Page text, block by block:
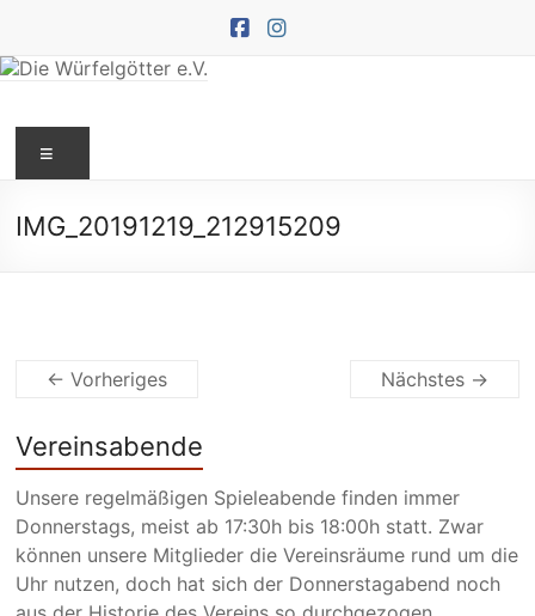
springen
Würfelgötter
e.V.
IMG_20191219_212915209
← Vorheriges Nächstes →
Vereinsabende
Unsere regelmäßigen Spieleabende finden immer
Donnerstags, meist ab 17:30h bis 18:00h statt. Zwar
können unsere Mitglieder die Vereinsräume rund um die
Uhr nutzen, doch hat sich der Donnerstagabend noch